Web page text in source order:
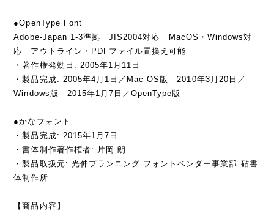
●OpenType Font
Adobe-Japan 1-3準拠 JIS2004対応 MacOS・Windows対
応 アウトライン・PDFファイル置換え可能
・著作権発効日: 2005年1月11日
・製品完成: 2005年4月1日／Mac OS版 2010年3月20日／
Windows版 2015年1月7日／OpenType版
●かなフォント
・製品完成: 2015年1月7日
・書体制作著作権者: 片岡 朗
・製品取扱元: 光伸プランニング フォントベンダー事業部 砧書
体制作所
【商品内容】